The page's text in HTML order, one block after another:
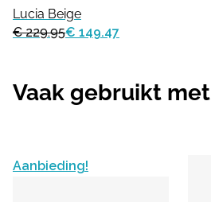
Lucia Beige
€ 229.95€ 149.47
Vaak gebruikt met
Aanbieding!